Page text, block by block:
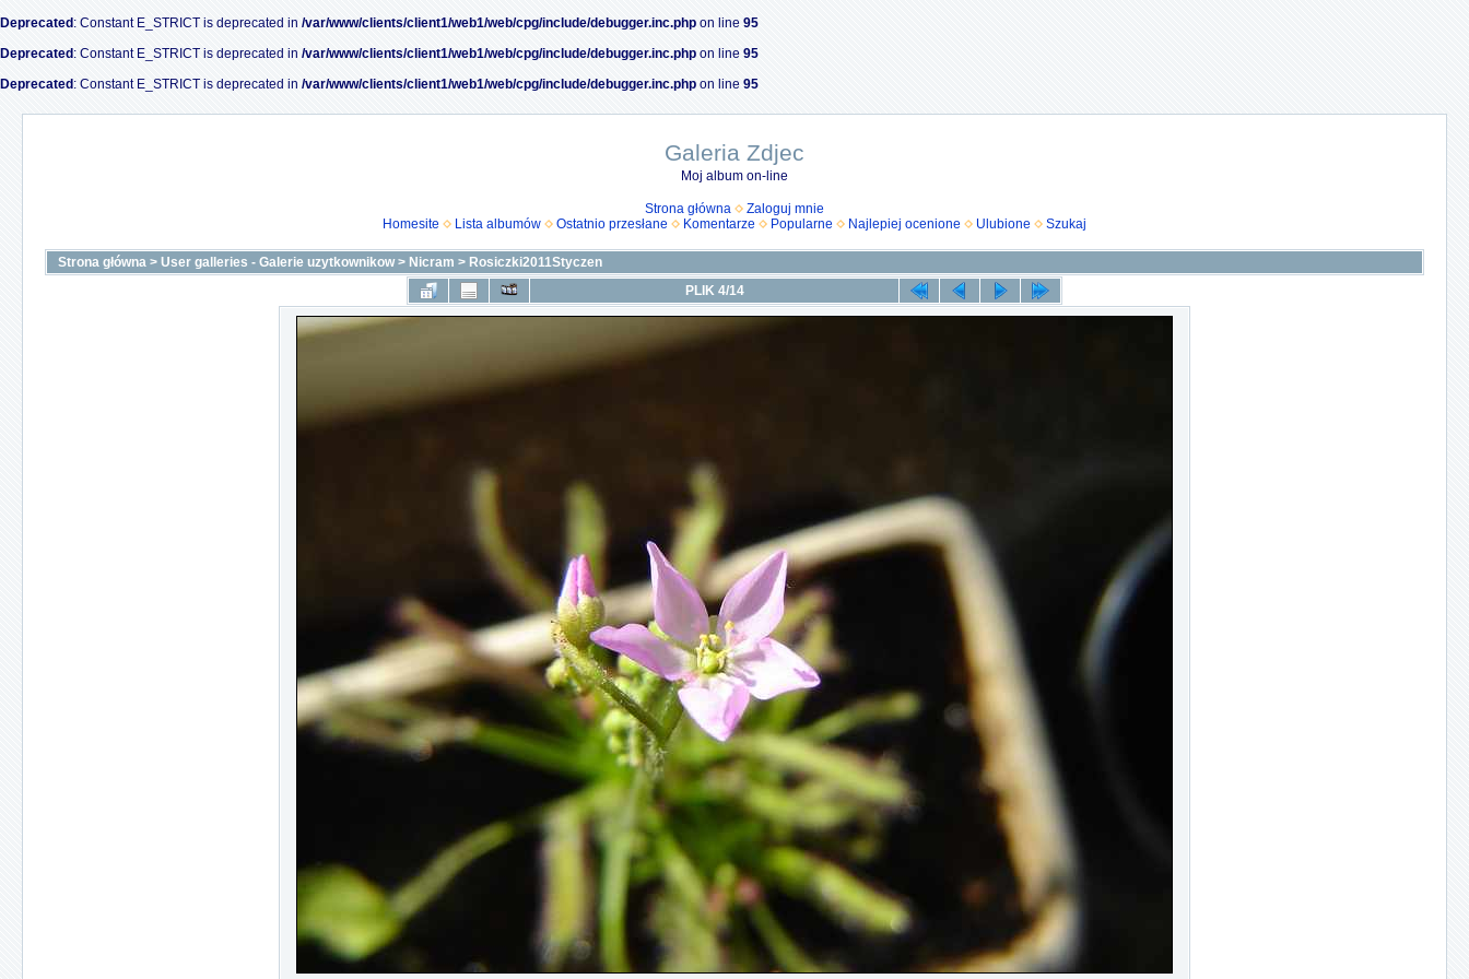
Deprecated : Constant E_STRICT is deprecated in /var/www/clients/client1/web1/web/cpg/include/debugger.inc.php on line 95
Deprecated : Constant E_STRICT is deprecated in /var/www/clients/client1/web1/web/cpg/include/debugger.inc.php on line 95
Deprecated : Constant E_STRICT is deprecated in /var/www/clients/client1/web1/web/cpg/include/debugger.inc.php on line 95
Galeria Zdjec
Moj album on-line
Strona główna
Zaloguj mnie
Homesite
Lista albumów Ostatnio przesłane Komentarze Popularne Najlepiej ocenione Ulubione Szukaj
Strona główna > User galleries - Galerie uzytkownikow> Nicram > Rosiczki2011Styczen
PLIK 4/14